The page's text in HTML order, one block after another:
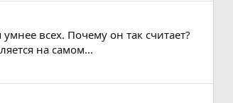
всех. Почему он так считает?
на самом...